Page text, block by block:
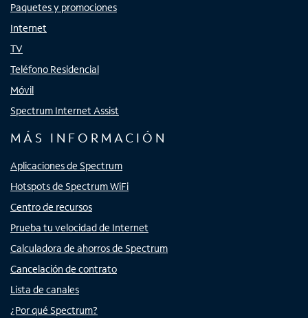
Paquetes y promociones
Internet
TV
Teléfono Residencial
Móvil
Spectrum Internet Assist
MÁS INFORMACIÓN
Aplicaciones de Spectrum
Hotspots de Spectrum WiFi
Centro de recursos
Prueba tu velocidad de Internet
Calculadora de ahorros de Spectrum
Cancelación de contrato
Lista de canales
¿Por qué Spectrum?